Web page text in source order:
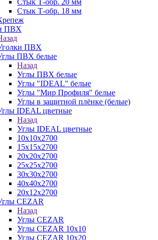
Стык Т-обр. 20 мм
Стык Т-обр. 18 мм
ПВХ
ПВХ
ПВХ белые
Назад
Углы ПВХ белые
Углы "IDEAL" белые
Углы "Мир Профиля" белые
Углы в защитной плёнке (белые)
IDEAL цветные
Назад
Углы IDEAL цветные
10х10х2700
15х15х2700
20х20х2700
25х25х2700
30х30х2700
40х40х2700
20х12х2700
CEZAR
Назад
Углы CEZAR
Углы CEZAR 10х10
Углы CEZAR 10х20